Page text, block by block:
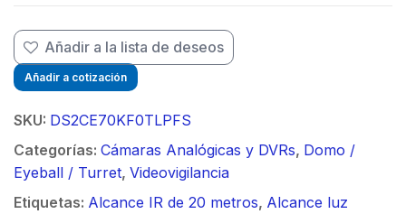
Añadir a la lista de deseos
Añadir a cotización
SKU: DS2CE70KF0TLPFS
Categorías: Cámaras Analógicas y DVRs, Domo /
Eyeball / Turret, Videovigilancia
Etiquetas: Alcance IR de 20 metros, Alcance luz